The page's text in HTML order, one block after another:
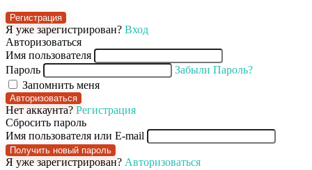
Регистрация
Я уже зарегистрирован? Вход
Авторизоваться
Имя пользователя
Пароль
Забыли Пароль?
Запомнить меня
Авторизоваться
Нет аккаунта? Регистрация
Сбросить пароль
Имя пользователя или E-mail
Получить новый пароль
Я уже зарегистрирован? Авторизоваться